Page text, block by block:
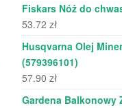
Fiskars Nóż do
53.72 zł
Husqvarna Olej
(579396101)
57.90 zł
Gardena Balkonowy